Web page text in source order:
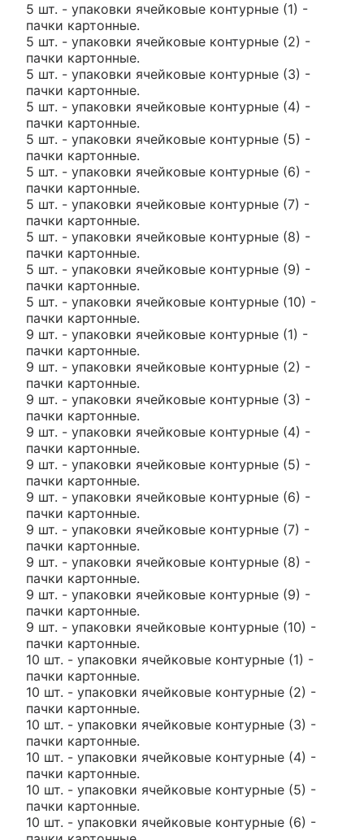
5 шт. - упаковки ячейковые контурные (1) -
пачки картонные.
5 шт. - упаковки ячейковые контурные (2) -
пачки картонные.
5 шт. - упаковки ячейковые контурные (3) -
пачки картонные.
5 шт. - упаковки ячейковые контурные (4) -
пачки картонные.
5 шт. - упаковки ячейковые контурные (5) -
пачки картонные.
5 шт. - упаковки ячейковые контурные (6) -
пачки картонные.
5 шт. - упаковки ячейковые контурные (7) -
пачки картонные.
5 шт. - упаковки ячейковые контурные (8) -
пачки картонные.
5 шт. - упаковки ячейковые контурные (9) -
пачки картонные.
5 шт. - упаковки ячейковые контурные (10) -
пачки картонные.
9 шт. - упаковки ячейковые контурные (1) -
пачки картонные.
9 шт. - упаковки ячейковые контурные (2) -
пачки картонные.
9 шт. - упаковки ячейковые контурные (3) -
пачки картонные.
9 шт. - упаковки ячейковые контурные (4) -
пачки картонные.
9 шт. - упаковки ячейковые контурные (5) -
пачки картонные.
9 шт. - упаковки ячейковые контурные (6) -
пачки картонные.
9 шт. - упаковки ячейковые контурные (7) -
пачки картонные.
9 шт. - упаковки ячейковые контурные (8) -
пачки картонные.
9 шт. - упаковки ячейковые контурные (9) -
пачки картонные.
9 шт. - упаковки ячейковые контурные (10) -
пачки картонные.
10 шт. - упаковки ячейковые контурные (1) -
пачки картонные.
10 шт. - упаковки ячейковые контурные (2) -
пачки картонные.
10 шт. - упаковки ячейковые контурные (3) -
пачки картонные.
10 шт. - упаковки ячейковые контурные (4) -
пачки картонные.
10 шт. - упаковки ячейковые контурные (5) -
пачки картонные.
10 шт. - упаковки ячейковые контурные (6) -